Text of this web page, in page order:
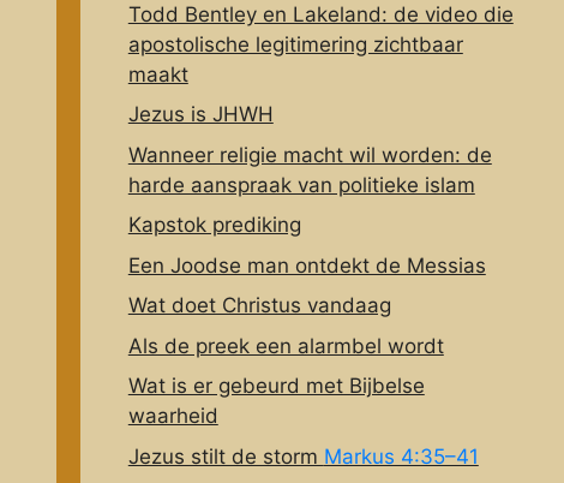
Todd Bentley en Lakeland: de video die
apostolische legitimering zichtbaar
maakt
Jezus is JHWH
Wanneer religie macht wil worden: de
harde aanspraak van politieke islam
Kapstok prediking
Een Joodse man ontdekt de Messias
Wat doet Christus vandaag
Als de preek een alarmbel wordt
Wat is er gebeurd met Bijbelse
waarheid
Jezus stilt de storm Markus 4:35–41